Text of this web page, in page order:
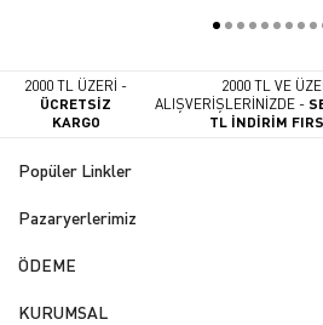
2000 TL ÜZERİ -
ÜCRETSİZ
KARGO
2000 TL VE
ALIŞVERİŞLERİNİZDE -
TL İNDİRİM
Popüler Linkler
Pazaryerlerimiz
ÖDEME
KURUMSAL